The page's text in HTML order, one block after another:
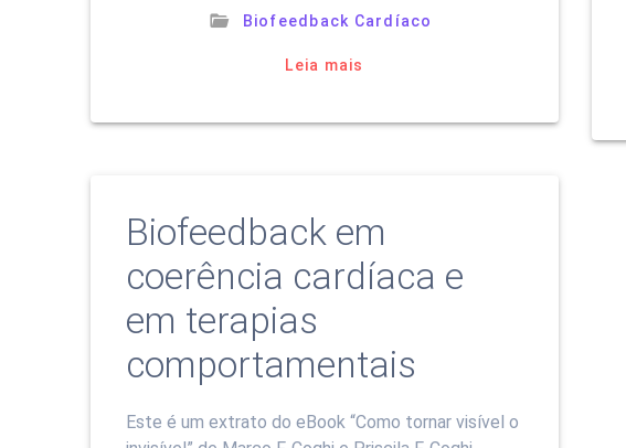
Biofeedback Cardíaco
Leia mais
Biofeedback em
coerência cardíaca e
em terapias
comportamentais
Este é um extrato do eBook “Como tornar visível o